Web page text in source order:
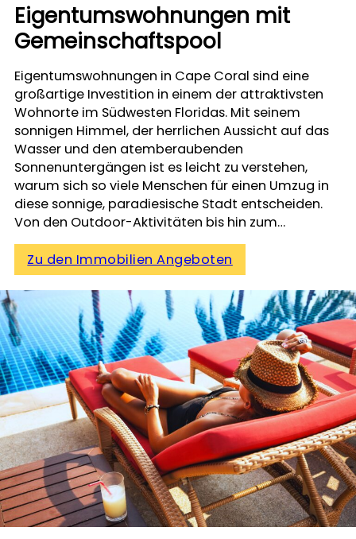
Eigentumswohnungen mit
Gemeinschaftspool
Eigentumswohnungen in Cape Coral sind eine
großartige Investition in einem der attraktivsten
Wohnorte im Südwesten Floridas. Mit seinem
sonnigen Himmel, der herrlichen Aussicht auf das
Wasser und den atemberaubenden
Sonnenuntergängen ist es leicht zu verstehen,
warum sich so viele Menschen für einen Umzug in
diese sonnige, paradiesische Stadt entscheiden.
Von den Outdoor-Aktivitäten bis hin zum…
Zu den Immobilien Angeboten